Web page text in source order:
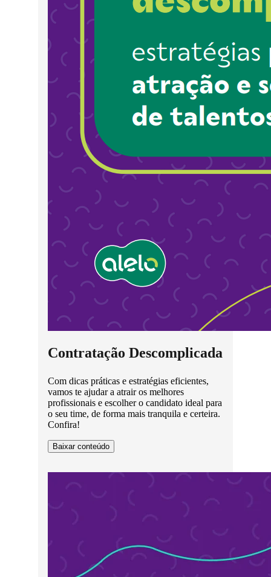
Contratação Descomplicada
Com dicas práticas e estratégias eficientes,
vamos te ajudar a atrair os melhores
profissionais e escolher o candidato ideal para
o seu time, de forma mais tranquila e certeira.
Confira!
Baixar conteúdo